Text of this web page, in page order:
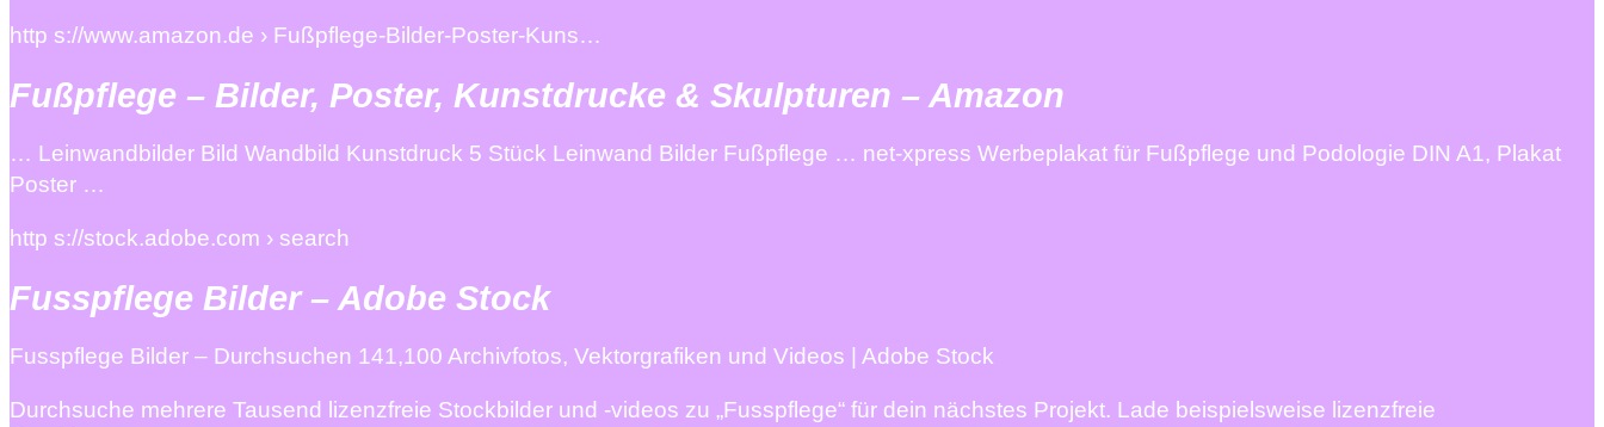
http s://www.amazon.de › Fußpflege-Bilder-Poster-Kuns…
Fußpflege – Bilder, Poster, Kunstdrucke & Skulpturen – Amazon
… Leinwandbilder Bild Wandbild Kunstdruck 5 Stück Leinwand Bilder Fußpflege … net-xpress Werbeplakat für Fußpflege und Podologie DIN A1, Plakat
Poster …
http s://stock.adobe.com › search
Fusspflege Bilder – Adobe Stock
Fusspflege Bilder – Durchsuchen 141,100 Archivfotos, Vektorgrafiken und Videos | Adobe Stock
Durchsuche mehrere Tausend lizenzfreie Stockbilder und -videos zu „Fusspflege“ für dein nächstes Projekt. Lade beispielsweise lizenzfreie